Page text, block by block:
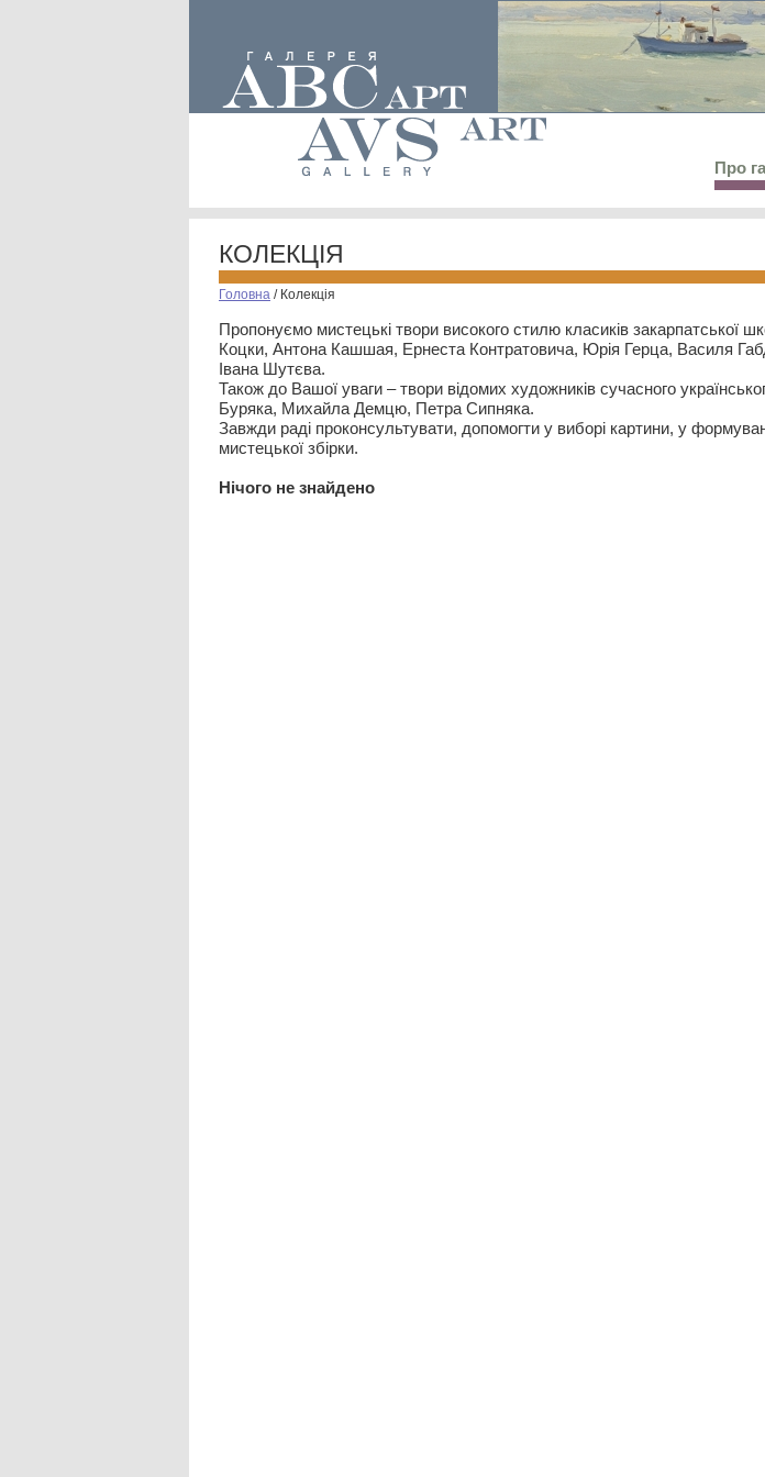
Про
КОЛЕКЦІЯ
Головна / Колекція
Пропонуємо мистецькі твори високого стилю класиків закарпатської
Коцки, Антона Кашшая, Ернеста Контратовича, Юрія Герца, Василя
Івана Шутєва.
Також до Вашої уваги – твори відомих художників сучасного
Буряка, Михайла Демцю, Петра Сипняка.
Завжди раді проконсультувати, допомогти у виборі картини, у
мистецької збірки.
Нiчого не знайдено